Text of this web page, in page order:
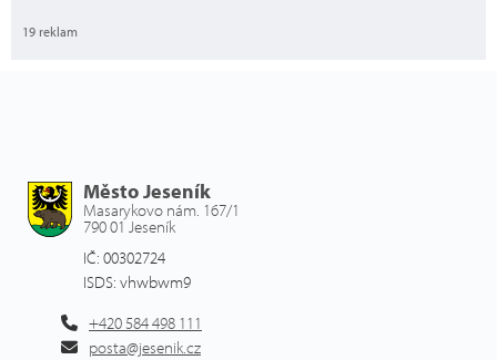
19 reklam
Město Jeseník
Masarykovo nám. 167/1
790 01 Jeseník
IČ: 00302724
ISDS: vhwbwm9
+420 584 498 111
posta@jesenik.cz